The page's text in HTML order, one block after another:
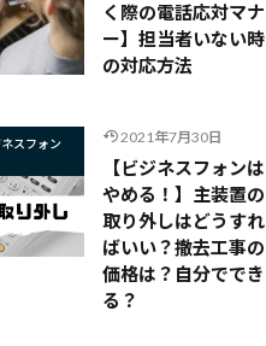
く際の電話応対マナ
ー】担当者いない時
の対応方法
スフォン
2021年7月30日
【ビジネスフォンは
やめる！】主装置の
取り外しはどうすれ
ばいい？撤去工事の
価格は？自分ででき
る？